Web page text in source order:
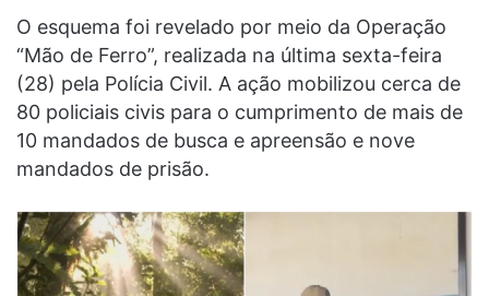
O esquema foi revelado por meio da Operação
“Mão de Ferro”, realizada na última sexta-feira
(28) pela Polícia Civil. A ação mobilizou cerca de
80 policiais civis para o cumprimento de mais de
10 mandados de busca e apreensão e nove
mandados de prisão.